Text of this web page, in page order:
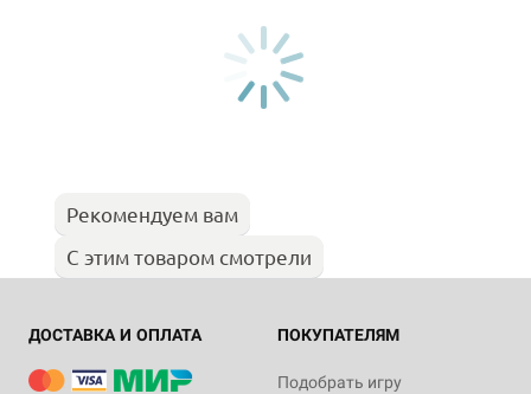
Рекомендуем вам
С этим товаром смотрели
ДОСТАВКА И ОПЛАТА ПОКУПАТЕЛЯМ
Подобрать игру